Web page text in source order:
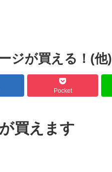
ジが買える！(他)
Pocket
買えます